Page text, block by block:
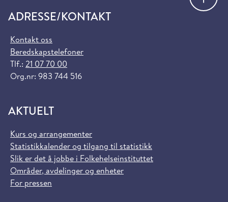
ADRESSE/KONTAKT
Kontakt oss
Beredskapstelefoner
Tlf.: 21 07 70 00
Org.nr: 983 744 516
AKTUELT
Kurs og arrangementer
Statistikkalender og tilgang til statistikk
Slik er det å jobbe i Folkehelseinstituttet
Områder, avdelinger og enheter
For pressen